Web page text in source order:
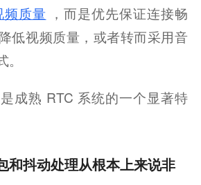
频质量 ，而是优先保证连接畅
低视频质量，或者转而采用音
成熟 RTC 系统的一个显著特
和抖动处理从根本上来说非